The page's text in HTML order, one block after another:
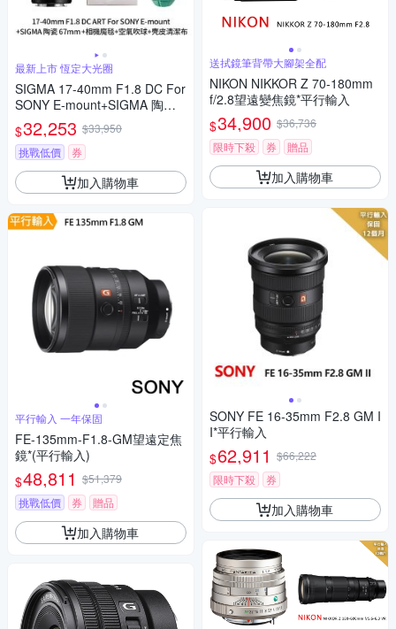
最新上市 恆定大光圈
SIGMA 17-40mm F1.8 DC For
SONY E-mount+SIGMA 陶瓷 6
7mm保護鏡+相機魔毯+BW-13
0吹球+3030麂皮清潔布 (公司
貨)
$32,253 $33,950
挑戰低價
券
加入購物車
平行輸入 一年保固
FE-135mm-F1.8-GM望遠定焦
鏡*(平行輸入)
$48,811 $51,379
挑戰低價
券 贈品
加入購物車
送拭鏡筆背帶大腳架全配
NIKON NIKKOR Z 70-180mm
f/2.8望遠變焦鏡*平行輸入
$34,900 $36,736
限時下殺
券 贈品
加入購物車
SONY FE 16-35mm F2.8 GM I
I*平行輸入
$62,911 $66,222
限時下殺
券
加入購物車